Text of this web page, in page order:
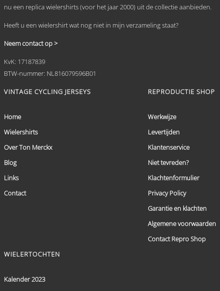
nu een replica wielershirts (voor het jaar 2000) uit de collectie aanbieden.
Heeft u een wielershirt wat nog niet in mijn verzameling staat?
Neem contact op >
KvK: 17187839
BTW-nummer: NL816079596B01
VINTAGE CYCLING JERSEYS
Home
Wielershirts
Over Ton Merckx
Blog
Links
Contact
REPRODUCTIE SHOP
Werkwijze
Levertijden
Klantenservice
Niet tevreden?
Klachtenformulier
Privacy Policy
Garantie en klachten
Algemene voorwaarden
Contact Repro Shop
WIELERTOCHTEN
Kalender 2023